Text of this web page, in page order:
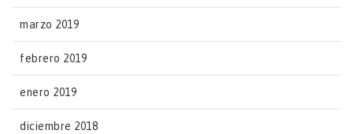
marzo 2019
febrero 2019
enero 2019
diciembre 2018